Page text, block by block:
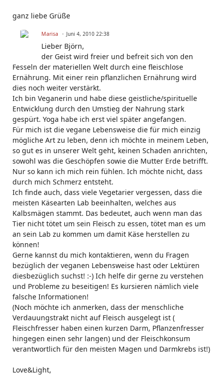
ganz liebe Grüße
Marisa Juni 4, 2010 22:38
Lieber Björn,
der Geist wird freier und befreit sich von den
Fesseln der materiellen Welt durch eine fleischlose
Ernährung. Mit einer rein pflanzlichen Ernährung wird
dies noch weiter verstärkt.
Ich bin Veganerin und habe diese geistliche/spirituelle
Entwicklung durch den Umstieg der Nahrung stark
gespürt. Yoga habe ich erst viel später angefangen.
Für mich ist die vegane Lebensweise die für mich einzig
mögliche Art zu leben, denn ich möchte in meinem Leben,
so gut es in unserer Welt geht, keinen Schaden anrichten,
sowohl was die Geschöpfen sowie die Mutter Erde betrifft.
Nur so kann ich mich rein fühlen. Ich möchte nicht, dass
durch mich Schmerz entsteht.
Ich finde auch, dass viele Vegetarier vergessen, dass die
meisten Käsearten Lab beeinhalten, welches aus
Kalbsmägen stammt. Das bedeutet, auch wenn man das
Tier nicht tötet um sein Fleisch zu essen, tötet man es um
an sein Lab zu kommen um damit Käse herstellen zu
können!
Gerne kannst du mich kontaktieren, wenn du Fragen
bezüglich der veganen Lebensweise hast oder Lektüren
diesbezüglich suchst! :-) Ich helfe dir gerne zu verstehen
und Probleme zu beseitigen! Es kursieren nämlich viele
falsche Informationen!
(Noch möchte ich anmerken, dass der menschliche
Verdauungstrakt nicht auf Fleisch ausgelegt ist (
Fleischfresser haben einen kurzen Darm, Pflanzenfresser
hingegen einen sehr langen) und der Fleischkonsum
verantwortlich für den meisten Magen und Darmkrebs ist!)
Love&Light,